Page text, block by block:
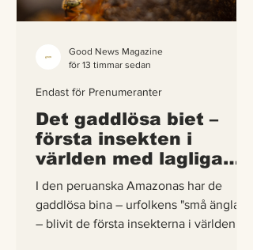
Det gaddlösa biet –
första insekten i
världen med lagliga
rättigheter
I den peruanska Amazonas har de
gaddlösa bina – urfolkens "små änglar"
– blivit de första insekterna i världen att
Endast för Prenumeranter
Good News Magazine
för 13 timmar sedan